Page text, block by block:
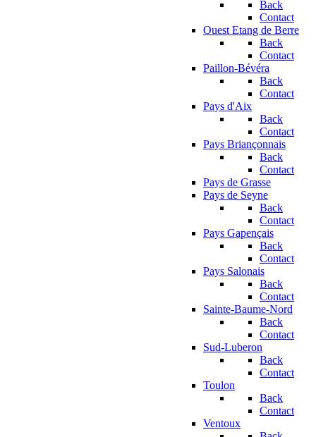
Back
Contact
Ouest Etang de Berre
Back
Contact
Paillon-Bévéra
Back
Contact
Pays d'Aix
Back
Contact
Pays Briançonnais
Back
Contact
Pays de Grasse
Pays de Seyne
Back
Contact
Pays Gapençais
Back
Contact
Pays Salonais
Back
Contact
Sainte-Baume-Nord
Back
Contact
Sud-Luberon
Back
Contact
Toulon
Back
Contact
Ventoux